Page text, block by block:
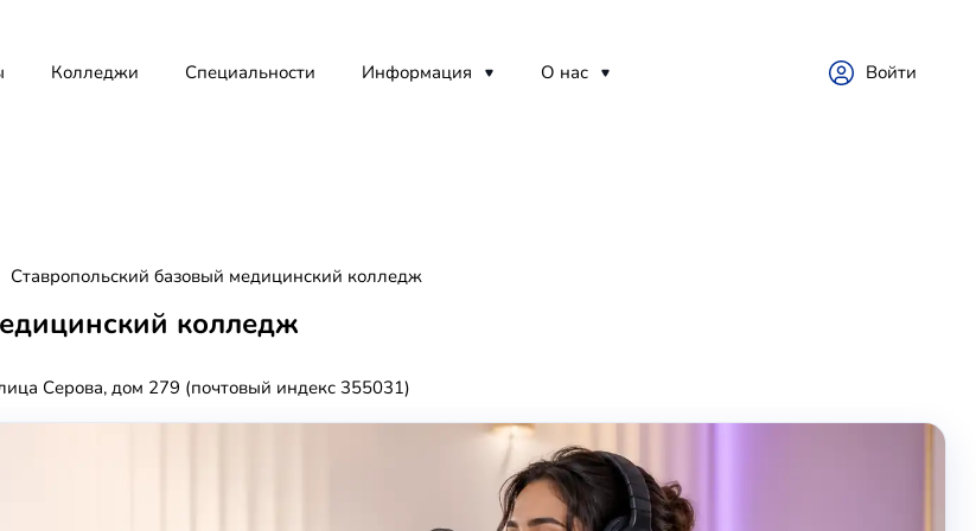
Колледжи Специальности Информация О нас Войти
Ставропольский базовый медицинский колледж
колледж
Серова, дом 279 (почтовый индекс 355031)